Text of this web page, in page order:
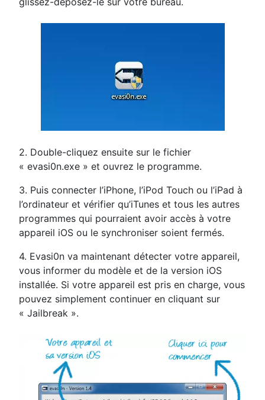
2. Double-cliquez ensuite sur le fichier
« evasi0n.exe » et ouvrez le programme.
3. Puis connecter l’iPhone, l’iPod Touch ou l’iPad à
l’ordinateur et vérifier qu’iTunes et tous les autres
programmes qui pourraient avoir accès à votre
appareil iOS ou le synchroniser soient fermés.
4. Evasi0n va maintenant détecter votre appareil,
vous informer du modèle et de la version iOS
installée. Si votre appareil est pris en charge, vous
pouvez simplement continuer en cliquant sur
« Jailbreak ».